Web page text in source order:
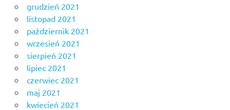
grudzień 2021
listopad 2021
październik 2021
wrzesień 2021
sierpień 2021
lipiec 2021
czerwiec 2021
maj 2021
kwiecień 2021